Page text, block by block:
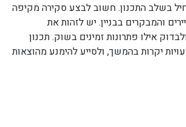
בשלב התכנון. חשוב לבצע סקירה מקיפה
והמבקרים בבניין. יש לזהות את
אילו פתרונות זמינים בשוק. תכנון
יקרות בהמשך, ולסייע להימנע מהוצאות